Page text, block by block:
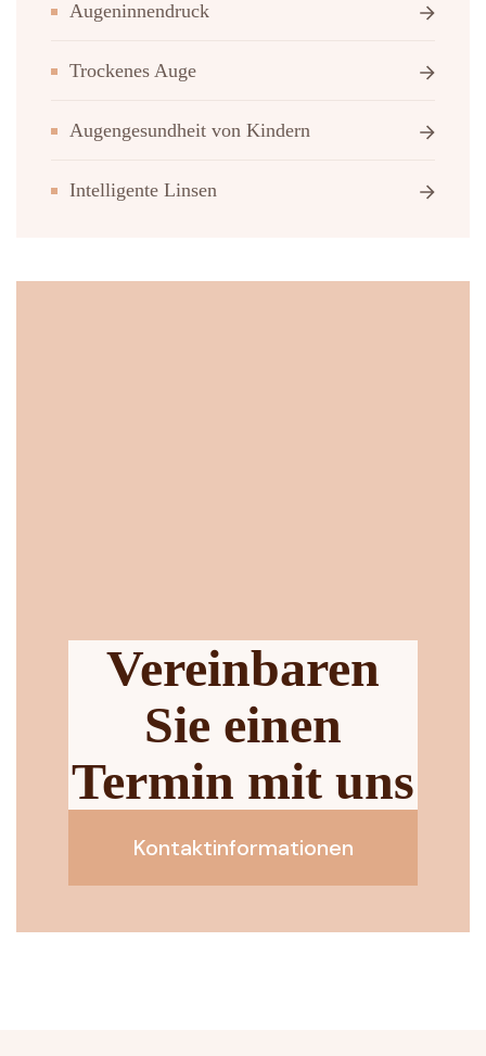
Augeninnendruck
Trockenes Auge
Augengesundheit von Kindern
Intelligente Linsen
Vereinbaren
Sie einen
Termin mit uns
Kontaktinformationen